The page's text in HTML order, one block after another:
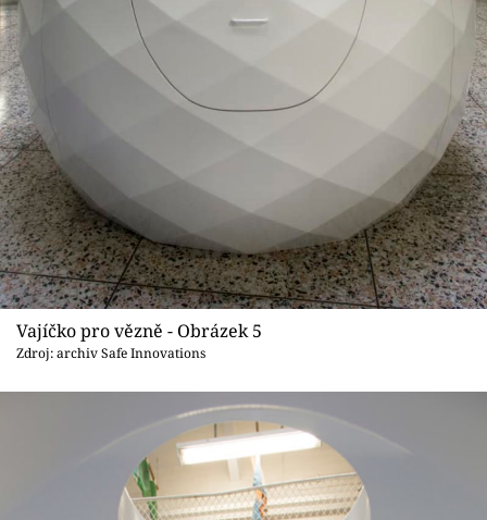
Vajíčko pro vězně - Obrázek 5
Zdroj: archiv Safe Innovations